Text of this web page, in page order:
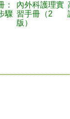
：
驟
內外科護理實
習手冊（2
版）